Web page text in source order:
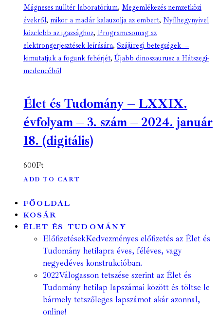
Mágneses nulltér laboratórium, Megemlékezés nemzetközi
évekről, mikor a madár kalauzolja az embert, Nyílhegynyivel
közelebb az igazsághoz, Programcsomag az
elektrongerjesztések leírására, Szájüregi betegségek –
kimutatjuk a fogunk fehérjét, Újabb dinoszaurusz a Hátszegi-
medencéből
Élet és Tudomány – LXXIX.
évfolyam – 3. szám – 2024. január
18. (digitális)
600Ft
ADD TO CART
FŐOLDAL
KOSÁR
ÉLET ÉS TUDOMÁNY
ElőfizetésekKedvezményes előfizetés az Élet és
Tudomány hetilapra éves, féléves, vagy
negyedéves konstrukcióban.
2022Válogasson tetszése szerint az Élet és
Tudomány hetilap lapszámai között és töltse le
bármely tetszőleges lapszámot akár azonnal,
online!